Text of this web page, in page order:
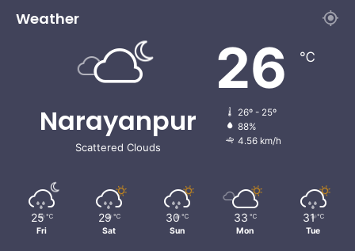
Weather
Narayanpur
Scattered Clouds
26 ℃
26º - 25º
88%
4.56 km/h
25 ℃
Fri
29 ℃
Sat
30 ℃
Sun
33 ℃
Mon
31 ℃
Tue